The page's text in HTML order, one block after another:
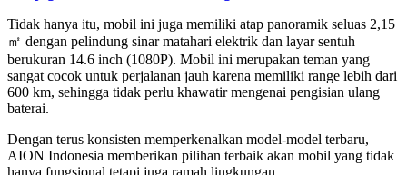
Tidak hanya itu, mobil ini juga memiliki atap panoramik seluas 2,15
㎡ dengan pelindung sinar matahari elektrik dan layar sentuh
berukuran 14.6 inch (1080P). Mobil ini merupakan teman yang
sangat cocok untuk perjalanan jauh karena memiliki range lebih dari
600 km, sehingga tidak perlu khawatir mengenai pengisian ulang
baterai.
Dengan terus konsisten memperkenalkan model-model terbaru,
AION Indonesia memberikan pilihan terbaik akan mobil yang tidak
hanya fungsional tetapi juga ramah lingkungan.